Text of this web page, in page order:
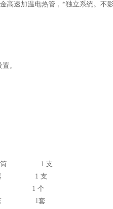
高速加温电热管，*独立系统。不
设置。
量筒 1 支
器 1 支
杯 1 个
塔 1套